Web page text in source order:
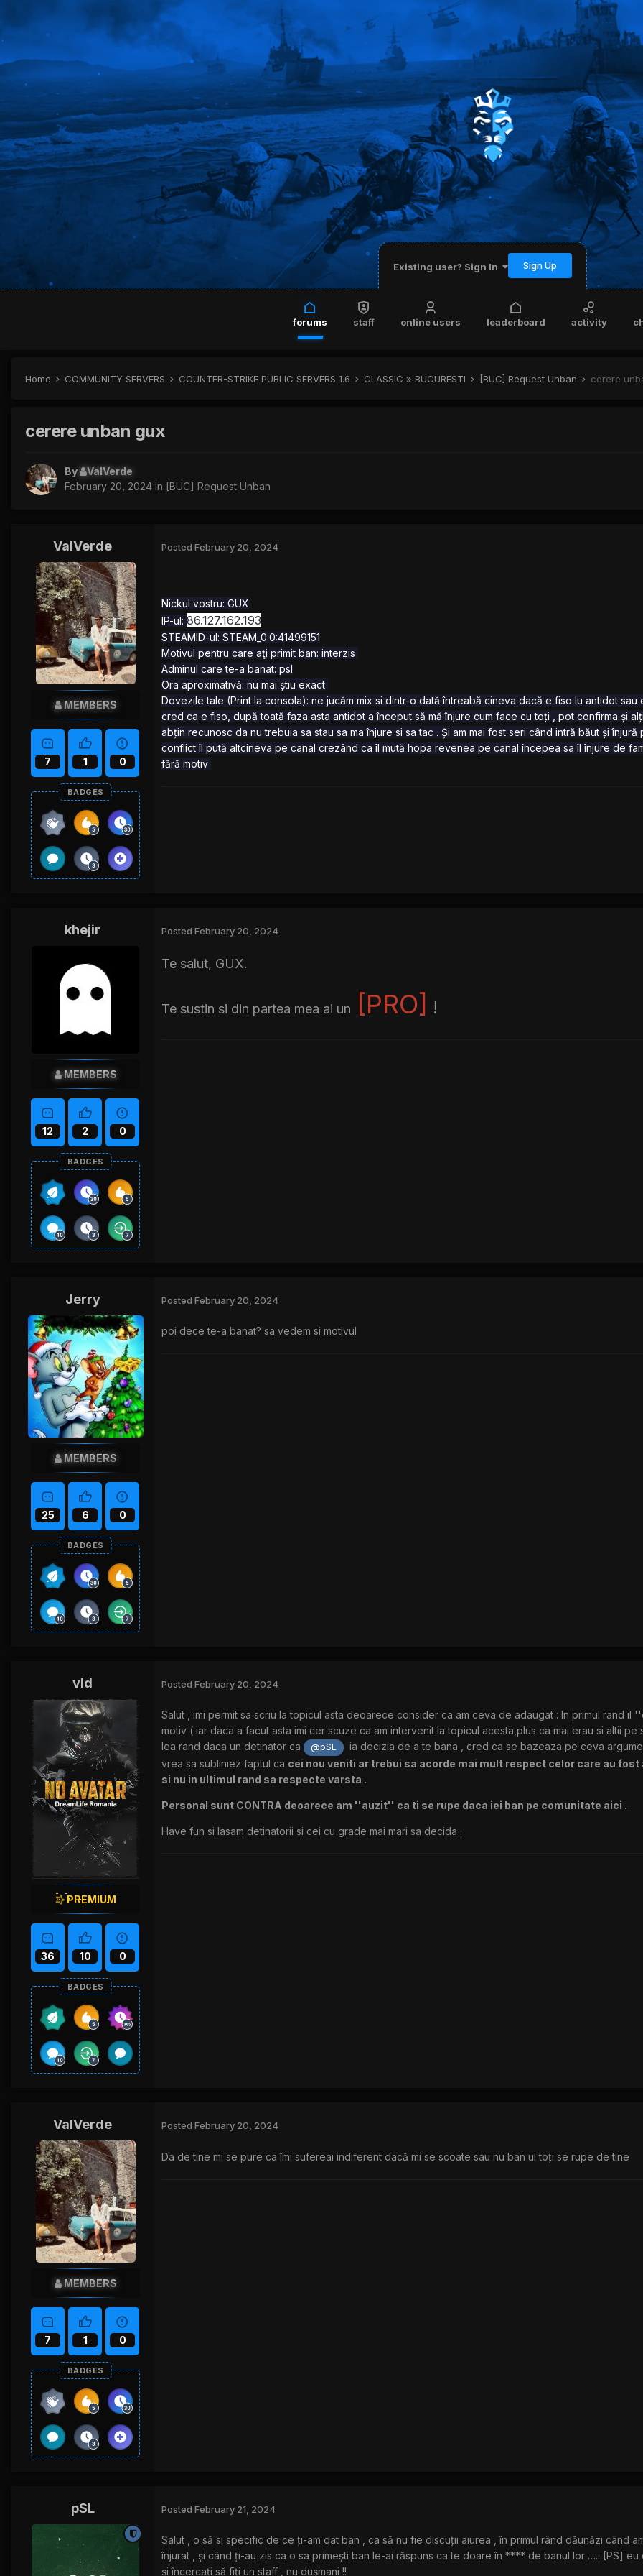
Existing user? Sign In Sign Up
forums staff online users leaderboard activity
Home COMMUNITY SERVERS COUNTER-STRIKE PUBLIC SERVERS 1.6 CLASSIC » BUCURESTI [BUC] Request Unban cerere
cerere unban gux
By
ValVerde
February 20, 2024 in [BUC] Request Unban
ValVerde
MEMBERS
7 1 0
BADGES
Posted February 20, 2024
Nickul vostru: GUX
IP-ul: 86.127.162.193
STEAMID-ul: STEAM_0:0:41499151
Motivul pentru care aţi primit ban: interzis
Adminul care te-a banat: psl
Ora aproximativă: nu mai știu exact
Dovezile tale (Print la consola): ne jucăm mix si dintr-o dată întreabă cineva dacă e fiso lu antidot
cred ca e fiso, după toată faza asta antidot a început să mă înjure cum face cu toți , pot confirma și
abțin recunosc da nu trebuia sa stau sa ma înjure si sa tac . Și am mai fost seri când intră băut și
conflict îl pută altcineva pe canal crezând ca îl mută hopa revenea pe canal începea sa îl înjure de
fără motiv
khejir
MEMBERS
12 2 0
BADGES
Posted February 20, 2024
Te salut, GUX.
Te sustin si din partea mea ai un [PRO] !
Jerry
MEMBERS
25 6 0
BADGES
Posted February 20, 2024
poi dece te-a banat? sa vedem si motivul
vld
PREMIUM
36 10 0
BADGES
Posted February 20, 2024
Salut , imi permit sa scriu la topicul asta deoarece consider ca am ceva de adaugat : In primul rand
motiv ( iar daca a facut asta imi cer scuze ca am intervenit la topicul acesta,plus ca mai erau si altii
lea rand daca un detinator ca
@pSL
ia decizia de a te bana , cred ca se bazeaza pe ceva
vrea sa subliniez faptul ca cei nou veniti ar trebui sa acorde mai mult respect celor care au
si nu in ultimul rand sa respecte varsta .
Personal sunt CONTRA deoarece am ''auzit'' ca ti se rupe daca iei ban pe comunitate aici .
Have fun si lasam detinatorii si cei cu grade mai mari sa decida .
ValVerde
MEMBERS
7 1 0
BADGES
Posted February 20, 2024
Da de tine mi se pure ca îmi sufereai indiferent dacă mi se scoate sau nu ban ul toți se rupe de tine
pSL Posted February 21, 2024
Salut , o să si specific de ce ți-am dat ban , ca să nu fie discuții aiurea , în primul rând dăunăzi când
înjurat , și când ți-au zis ca o sa primești ban le-ai răspuns ca te doare în **** de banul lor ….. [PS]
și încercați să fiți un staff , nu dușmani !!